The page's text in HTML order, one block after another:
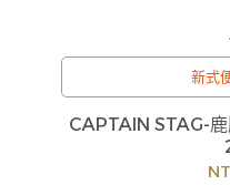
新式
訂
商品流動性快且多個
情形，客服人員將立
CAPTAIN STAG-